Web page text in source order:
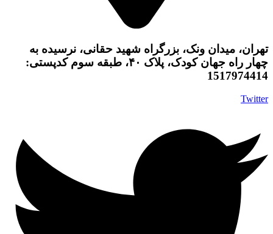
تهران، میدان ونک، بزرگراه شهید حقانی، نرسیده به
چهار راه جهان کودک، پلاک ۴۰، طبقه سوم کدپستی:
1517974414
Twitter